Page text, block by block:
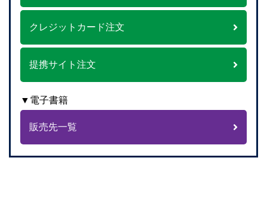
クレジットカード注文
提携サイト注文
▼電子書籍
販売先一覧